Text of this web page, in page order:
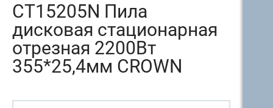
CT15205N Пила
дисковая стационарная
отрезная 2200Вт
355*25,4мм CROWN